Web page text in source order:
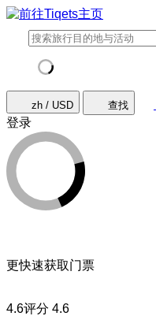
zh / USD 查找
登录
更快速获取门票
4.6评分 4.6